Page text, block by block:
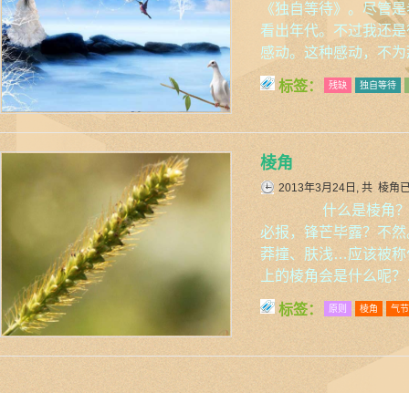
《独自等待》。尽管
看出年代。不过我还
感动。这种感动，不
标签： 残缺 独自等待
棱角
2013年3月24日, 共 棱角
什么是棱角？
必报，锋芒毕露？不
莽撞、肤浅…应该被
上的棱角会是什么呢
标签： 原则 棱角 气节